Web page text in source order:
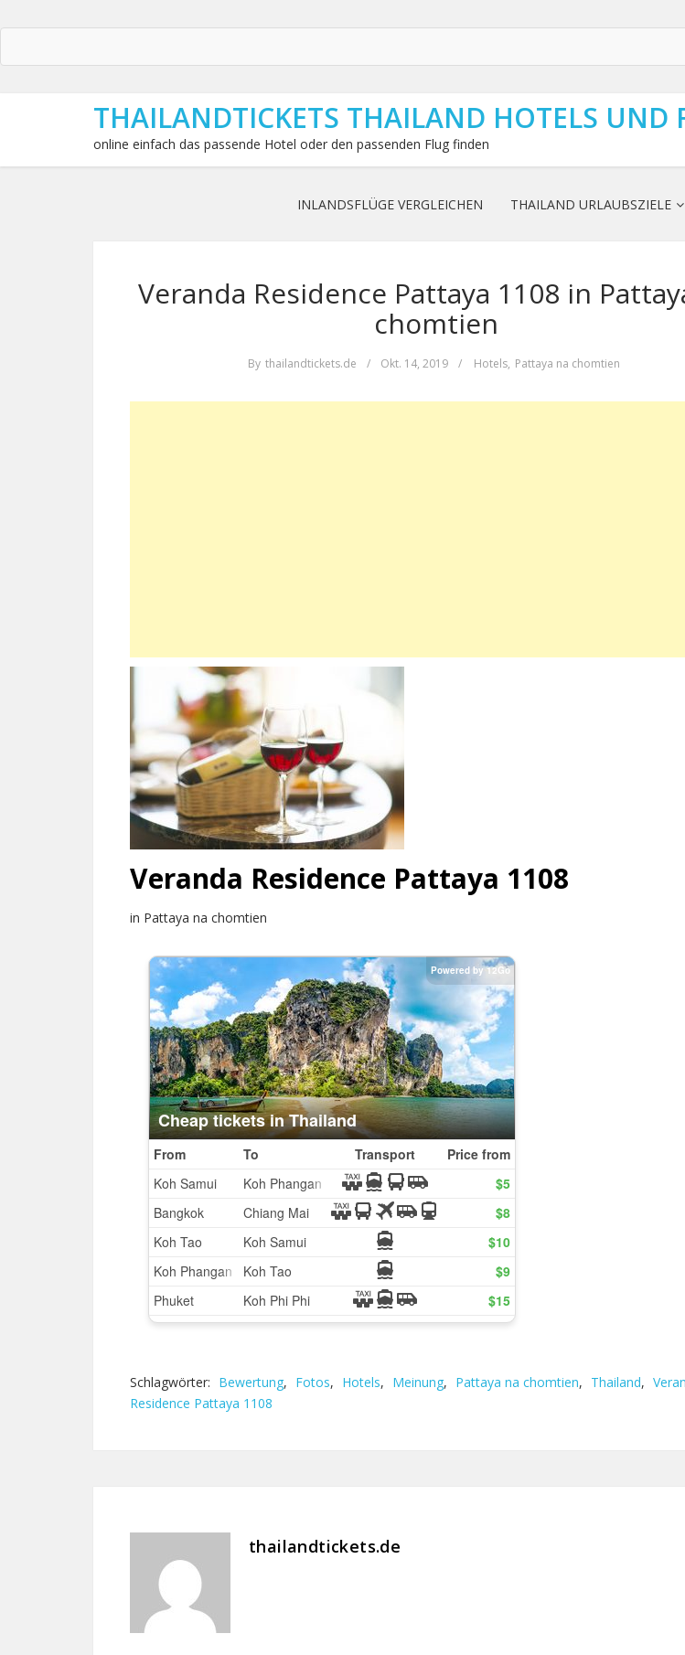
THAILANDTICKETS THAILAND HOTELS UND
online einfach das passende Hotel oder den passenden Flug finden
INLANDSFLÜGE VERGLEICHEN THAILAND URLAUBSZIELE
Veranda Residence Pattaya 1108 in
chomtien
By thailandtickets.de / Okt. 14, 2019 / Hotels, Pattaya na chomtien
Veranda Residence Pattaya 1108
in Pattaya na chomtien
Schlagwörter: Bewertung, Fotos, Hotels, Meinung, Pattaya na chomtien, Thailand,
Residence Pattaya 1108
thailandtickets.de